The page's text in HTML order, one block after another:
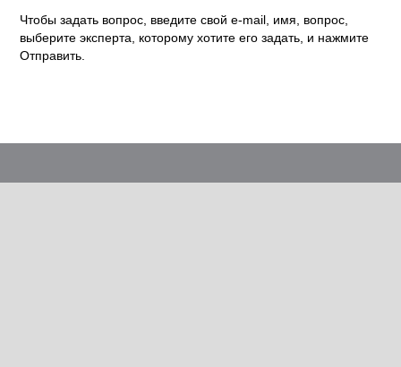
Чтобы задать вопрос, введите свой e-mail, имя, вопрос,
выберите эксперта, которому хотите его задать, и нажмите
Отправить.